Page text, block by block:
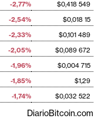
-2,77%
$0,418 549
-2,54%
$0,018 15
-2,33%
$0,101 489
-2,05%
$0,089 672
-1,96%
$0,004 715
-1,85%
$1,29
-1,74% $0,032 522
DiarioBitcoin.com